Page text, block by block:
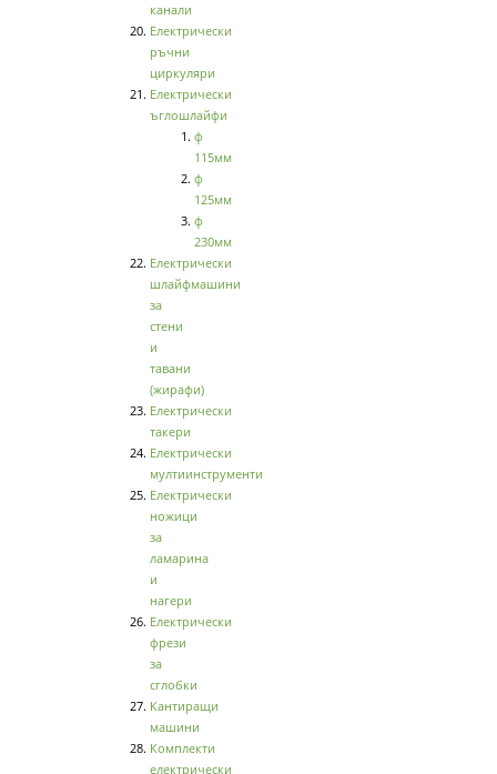
канали
Електрически
ръчни
циркуляри
Електрически
ъглошлайфи
ф
115мм
ф
125мм
ф
230мм
Електрически
шлайфмашини
за
стени
и
тавани
(жирафи)
Електрически
такери
Електрически
мултиинструменти
Електрически
ножици
за
ламарина
и
нагери
Електрически
фрези
за
сглобки
Кантиращи
машини
Комплекти
електрически